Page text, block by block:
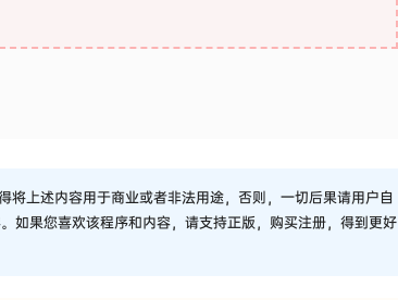
上述内容用于商业或者非法用途，否则，一切后果请用户自
如果您喜欢该程序和内容，请支持正版，购买注册，得到更好